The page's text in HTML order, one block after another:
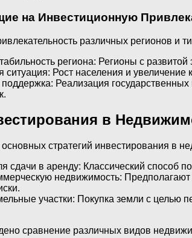
на Инвестиционную
различных регионов
региона: Регионы с
ситуация: Рост населения и
поддержка: Реализация
в
стратегий инвестирования в
сдачи в аренду: Классический способ
недвижимость:
участки: Покупка земли с целью
сравнение различных видов